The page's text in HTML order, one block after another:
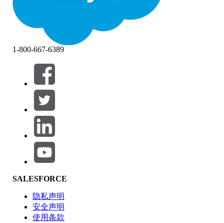
筛选器 (0)
选择筛选器
产品区域
功能影响
1-800-667-6389
SALESFORCE
隐私声明
安全声明
使用条款